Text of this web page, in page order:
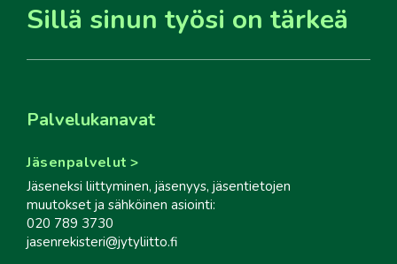
Sillä sinun työsi on tärkeä
Palvelukanavat
Jäsenpalvelut
Jäseneksi liittyminen, jäsenyys, jäsentietojen
muutokset ja sähköinen asiointi:
020 789 3730
jasenrekisteri@jytyliitto.fi